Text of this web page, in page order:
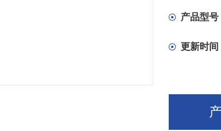
产品型号
更新时间